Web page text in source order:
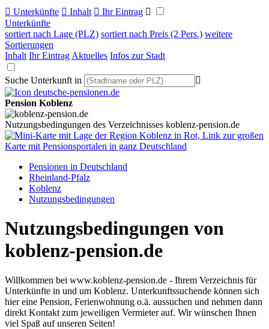
 Unterkünfte  Inhalt  Ihr Eintrag 
Unterkünfte
sortiert nach Lage (PLZ) sortiert nach Preis (2 Pers.) weitere
Sortierungen
Inhalt Ihr Eintrag Aktuelles Infos zur Stadt
Suche Unterkunft in 
Pension Koblenz
Nutzungsbedingungen des Verzeichnisses koblenz-pension.de
Pensionen in Deutschland
Rheinland-Pfalz
Koblenz
Nutzungsbedingungen
Nutzungsbedingungen von
koblenz-pension.de
Willkommen bei www.koblenz-pension.de - Ihrem Verzeichnis für
Unterkünfte in und um Koblenz. Unterkunftssuchende können sich
hier eine Pension, Ferienwohnung o.ä. aussuchen und nehmen dann
direkt Kontakt zum jeweiligen Vermieter auf. Wir wünschen Ihnen
viel Spaß auf unseren Seiten!